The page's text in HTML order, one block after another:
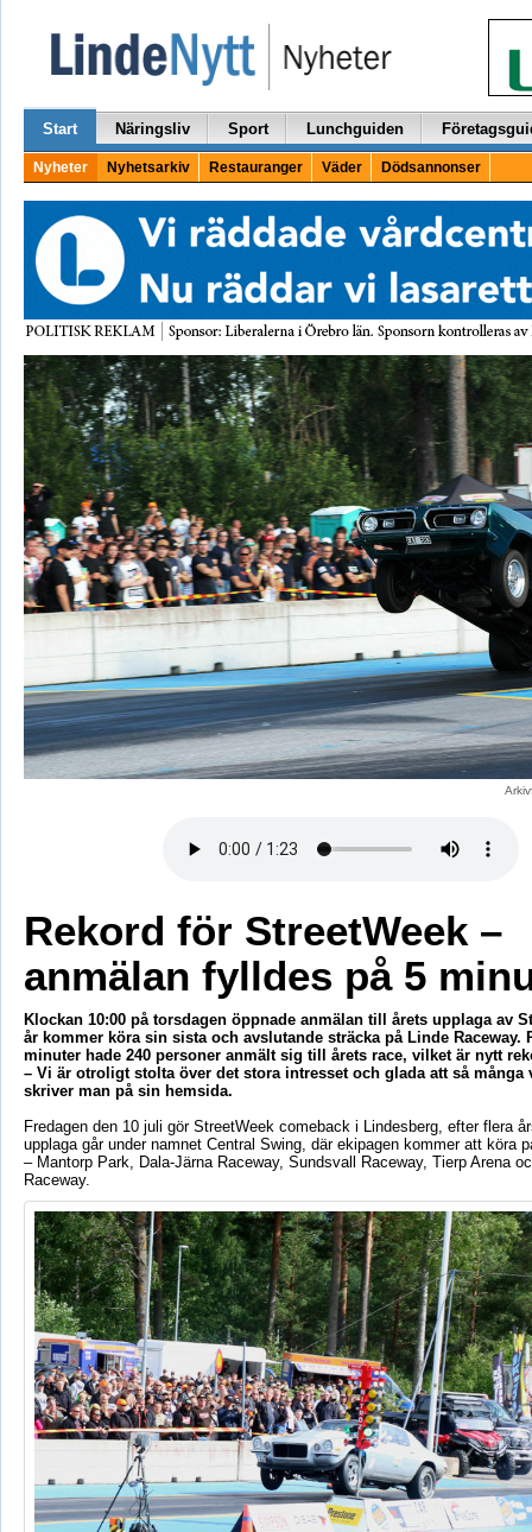
Start Näringsliv Sport Lunchguiden
Nyheter Nyhetsarkiv Restauranger Väder Dödsannonser
Rekord för StreetWeek –
anmälan fylldes på 5
Klockan 10:00 på torsdagen öppnade anmälan till årets upplaga av
år kommer köra sin sista och avslutande sträcka på Linde Raceway.
minuter hade 240 personer anmält sig till årets race, vilket är nytt
– Vi är otroligt stolta över det stora intresset och glada att så många
skriver man på sin hemsida.
Fredagen den 10 juli gör StreetWeek comeback i Lindesberg, efter flera
upplaga går under namnet Central Swing, där ekipagen kommer att köra
– Mantorp Park, Dala-Järna Raceway, Sundsvall Raceway, Tierp Arena
Raceway.